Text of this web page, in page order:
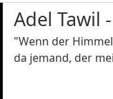
Adel Tawil
"Wenn der
da jemand, der